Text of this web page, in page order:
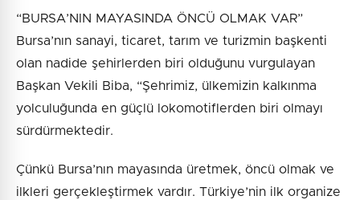
“BURSA’NIN MAYASINDA ÖNCÜ OLMAK VAR”
Bursa’nın sanayi, ticaret, tarım ve turizmin başkenti
olan nadide şehirlerden biri olduğunu vurgulayan
Başkan Vekili Biba, “Şehrimiz, ülkemizin kalkınma
yolculuğunda en güçlü lokomotiflerden biri olmayı
sürdürmektedir.
Çünkü Bursa’nın mayasında üretmek, öncü olmak ve
ilkleri gerçekleştirmek vardır. Türkiye’nin ilk organize